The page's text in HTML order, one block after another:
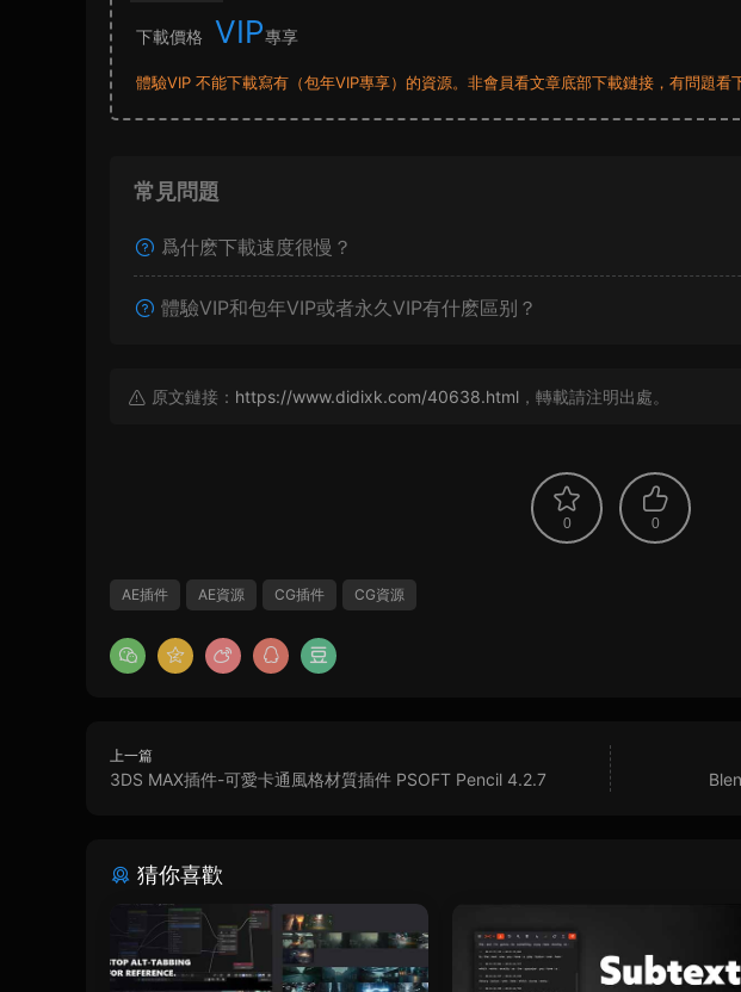
下載價格 VIP專享
體驗VIP 不能下載寫有（包年VIP專享）的資源。非會員看文章底部下載鏈接，有問題看
常見問題
爲什麽下載速度很慢？
體驗VIP和包年VIP或者永久VIP有什麽區别？
原文鏈接： https://www.didixk.com/40638.html ，轉載請注明出處。
0 0
AE插件 AE資源 CG插件 CG資源
上一篇
3DS MAX插件-可愛卡通風格材質插件 PSOFT Pencil 4.2.7
猜你喜歡